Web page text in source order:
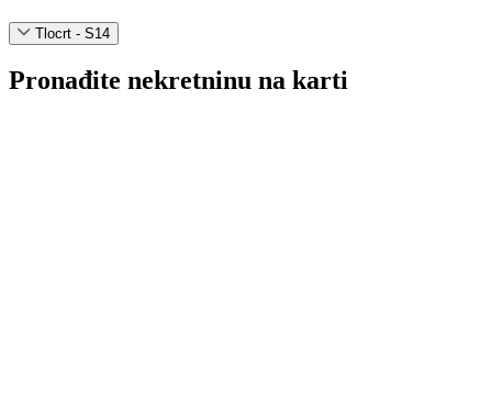
Tlocrt - S14
Pronađite nekretninu na karti